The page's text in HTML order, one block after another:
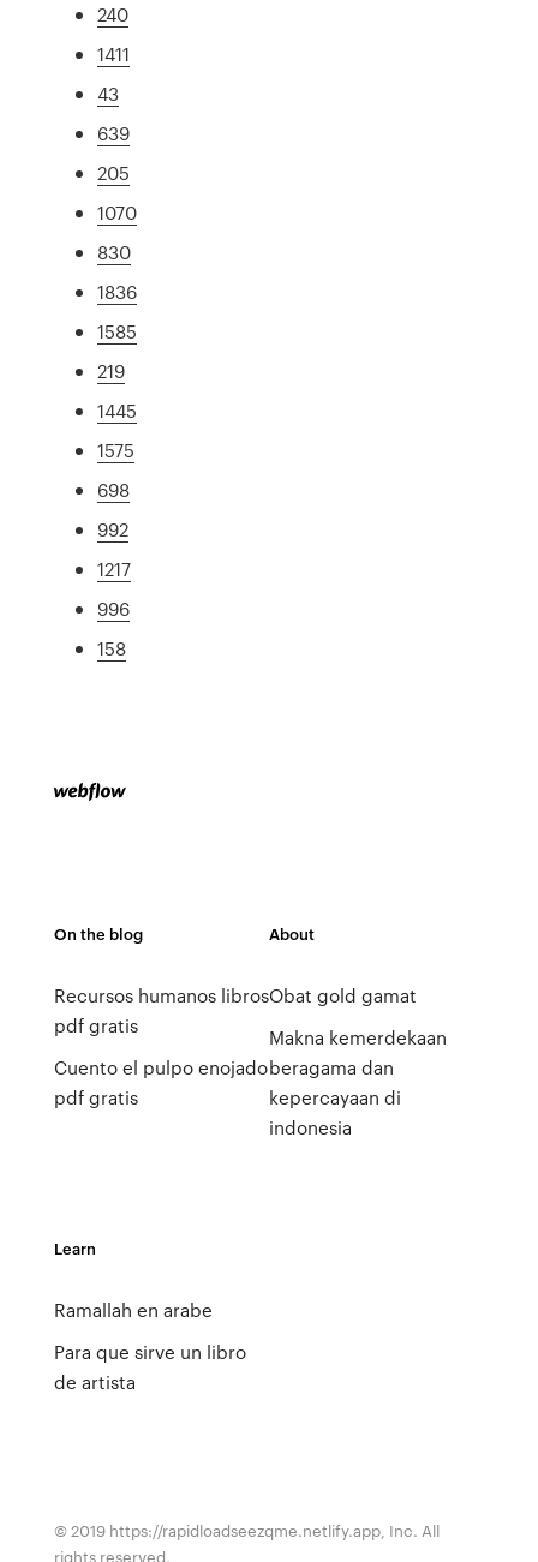
240
1411
43
639
205
1070
830
1836
1585
219
1445
1575
698
992
1217
996
158
On the blog
Recursos humanos libros
pdf gratis
Cuento el pulpo enojado
pdf gratis
About
Obat gold gamat
Makna kemerdekaan
beragama dan
kepercayaan di
indonesia
Learn
Ramallah en arabe
Para que sirve un libro
de artista
© 2019 https://rapidloadseezqme.netlify.app, Inc. All
rights reserved.